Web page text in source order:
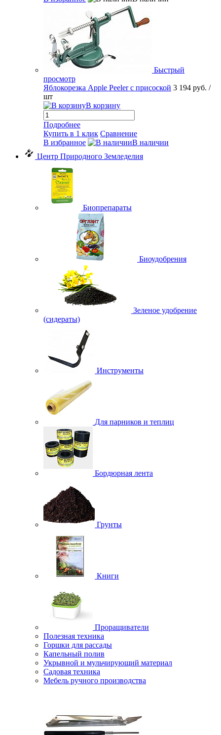
Быстрый
просмотр
Яблокорезка Apple Peeler с присоской 3 194 руб. /
шт
В корзину
Подробнее
Купить в 1 клик Сравнение
В избранное
В наличии
Центр Природного Земледелия
Биопрепараты
Биоудобрения
Зеленое удобрение
(сидераты)
Инструменты
Для парников и теплиц
Бордюрная лента
Грунты
Книги
Проращиватели
Полезная техника
Горшки для рассады
Капельный полив
Укрывной и мульчирующий материал
Садовая техника
Мебель ручного производства